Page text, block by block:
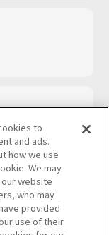
to
and ads.
how we use
We may
website
who may
provided
use of their